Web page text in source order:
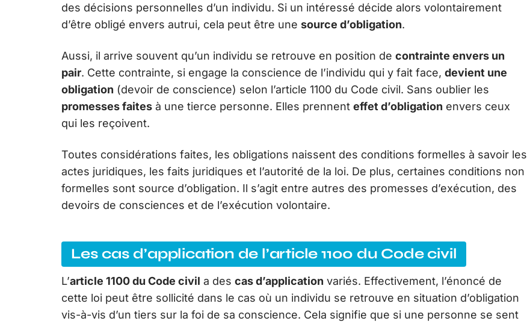
des décisions personnelles d’un individu. Si un intéressé décide alors volontairement
d’être obligé envers autrui, cela peut être une source d’obligation.
Aussi, il arrive souvent qu’un individu se retrouve en position de contrainte envers un
pair. Cette contrainte, si engage la conscience de l’individu qui y fait face, devient une
obligation (devoir de conscience) selon l’article 1100 du Code civil. Sans oublier les
promesses faites à une tierce personne. Elles prennent effet d’obligation envers ceux
qui les reçoivent.
Toutes considérations faites, les obligations naissent des conditions formelles à savoir les
actes juridiques, les faits juridiques et l’autorité de la loi. De plus, certaines conditions non
formelles sont source d’obligation. Il s’agit entre autres des promesses d’exécution, des
devoirs de consciences et de l’exécution volontaire.
Les cas d’application de l’article 1100 du Code civil
L’article 1100 du Code civil a des cas d’application variés. Effectivement, l’énoncé de
cette loi peut être sollicité dans le cas où un individu se retrouve en situation d’obligation
vis-à-vis d’un tiers sur la foi de sa conscience. Cela signifie que si une personne se sent